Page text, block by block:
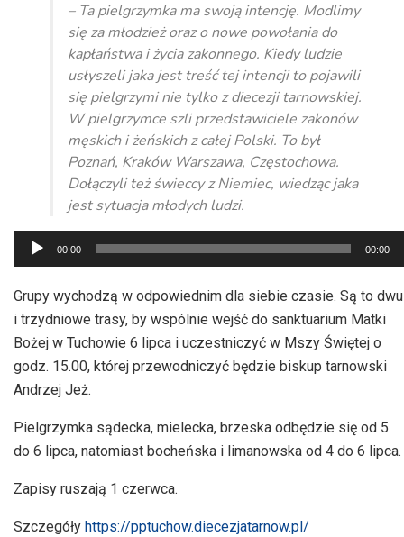
– Ta pielgrzymka ma swoją intencję. Modlimy
się za młodzież oraz o nowe powołania do
kapłaństwa i życia zakonnego. Kiedy ludzie
usłyszeli jaka jest treść tej intencji to pojawili
się pielgrzymi nie tylko z diecezji tarnowskiej.
W pielgrzymce szli przedstawiciele zakonów
męskich i żeńskich z całej Polski. To był
Poznań, Kraków Warszawa, Częstochowa.
Dołączyli też świeccy z Niemiec, wiedząc jaka
jest sytuacja młodych ludzi.
Odtwarzacz
plików
dźwiękowych
00:00 00:00
Grupy wychodzą w odpowiednim dla siebie czasie. Są to dwu
i trzydniowe trasy, by wspólnie wejść do sanktuarium Matki
Bożej w Tuchowie 6 lipca i uczestniczyć w Mszy Świętej o
godz. 15.00, której przewodniczyć będzie biskup tarnowski
Andrzej Jeż.
Pielgrzymka sądecka, mielecka, brzeska odbędzie się od 5
do 6 lipca, natomiast bocheńska i limanowska od 4 do 6 lipca.
Zapisy ruszają 1 czerwca.
Szczegóły https://pptuchow.diecezjatarnow.pl/